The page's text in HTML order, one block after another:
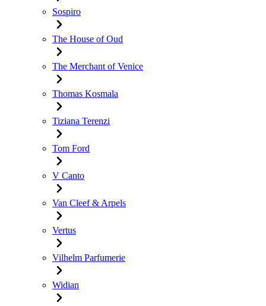
Sospiro
The House of Oud
The Merchant of Venice
Thomas Kosmala
Tiziana Terenzi
Tom Ford
V Canto
Van Cleef & Arpels
Vertus
Vilhelm Parfumerie
Widian